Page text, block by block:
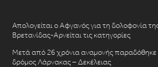
Απολογείται ο Αφγανός για τη δολοφονία
Βρετανίδας-Αρνείται τις κατηγορίες
Μετά από 26 χρόνια αναμονής παραδόθηκε
δρόμος Λάρνακας – Δεκέλειας